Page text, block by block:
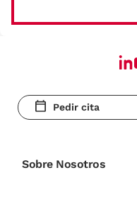
Pedir cita
Sobre Nosotros